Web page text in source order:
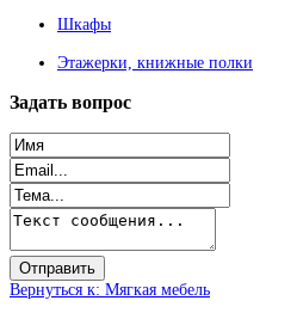
Шкафы
Этажерки, книжные полки
Задать вопрос
Вернуться к: Мягкая мебель